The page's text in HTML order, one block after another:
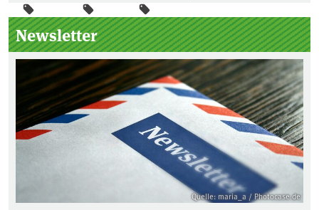
Seitenleiste
Newsletter
Quelle: maria_a / Photocase.de